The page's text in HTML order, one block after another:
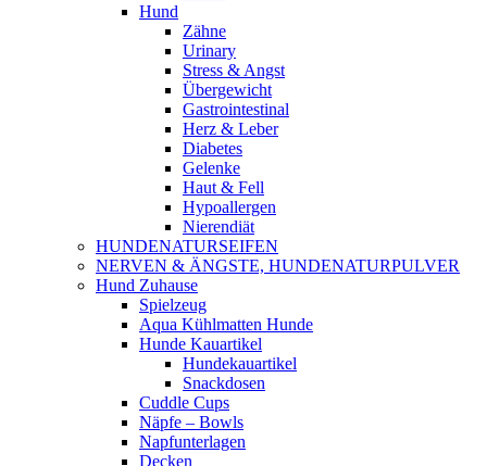
Hund
Zähne
Urinary
Stress & Angst
Übergewicht
Gastrointestinal
Herz & Leber
Diabetes
Gelenke
Haut & Fell
Hypoallergen
Nierendiät
HUNDENATURSEIFEN
NERVEN & ÄNGSTE, HUNDENATURPULVER
Hund Zuhause
Spielzeug
Aqua Kühlmatten Hunde
Hunde Kauartikel
Hundekauartikel
Snackdosen
Cuddle Cups
Näpfe – Bowls
Napfunterlagen
Decken